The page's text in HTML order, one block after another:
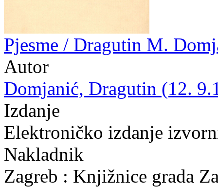
Pjesme / Dragutin M.
Autor
Domjanić, Dragutin (12.
Izdanje
Elektroničko izdanje
Nakladnik
Zagreb : Knjižnice grada